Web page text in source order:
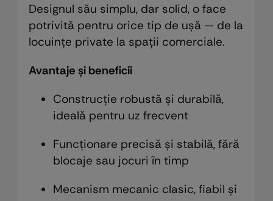
Designul său simplu, dar solid, o face
potrivită pentru orice tip de ușă — de la
locuințe private la spații comerciale.
Avantaje și beneficii
Construcție robustă și durabilă,
ideală pentru uz frecvent
Funcționare precisă și stabilă, fără
blocaje sau jocuri în timp
Mecanism mecanic clasic, fiabil și